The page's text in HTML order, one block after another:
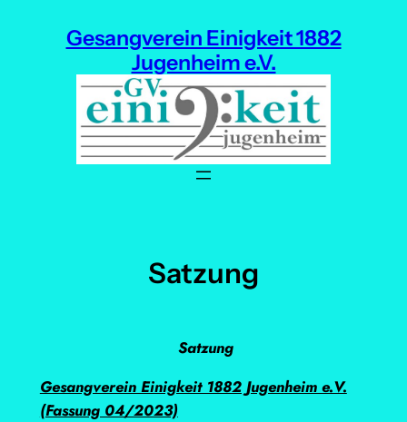
Gesangverein Einigkeit 1882
Jugenheim e.V.
Satzung
Satzung
Gesangverein Einigkeit 1882 Jugenheim e.V.
(Fassung 04/2023)